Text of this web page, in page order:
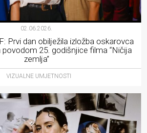
02.06.2026.
Prvi dan obilježila izložba oskarovca
povodom 25. godišnjice filma “Ničija
zemlja”
VIZUALNE UMJETNOSTI